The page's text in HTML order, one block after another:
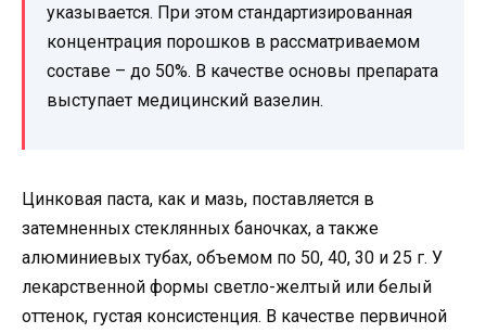
указывается. При этом стандартизированная
концентрация порошков в рассматриваемом
составе – до 50%. В качестве основы препарата
выступает медицинский вазелин.
Цинковая паста, как и мазь, поставляется в
затемненных стеклянных баночках, а также
алюминиевых тубах, объемом по 50, 40, 30 и 25 г. У
лекарственной формы светло-желтый или белый
оттенок, густая консистенция. В качестве первичной